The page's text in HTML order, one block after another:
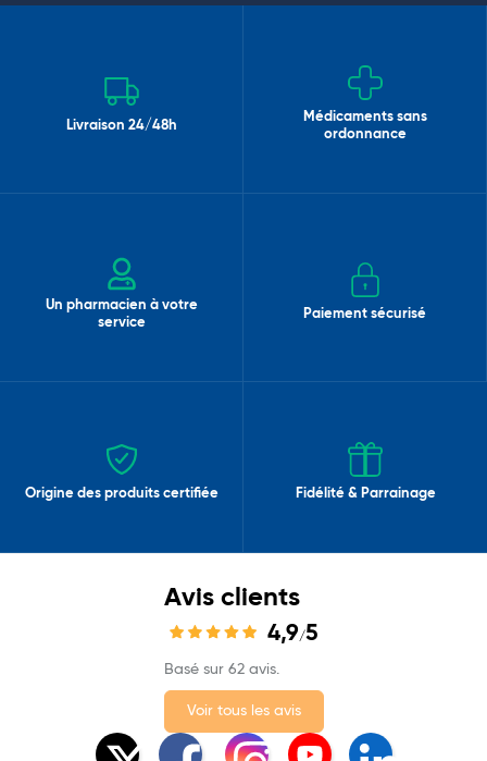
Livraison 24/48h
Médicaments sans
ordonnance
Un pharmacien à votre
service
Paiement sécurisé
Origine des produits certifiée Fidélité & Parrainage
Avis clients
4,9/5
Basé sur 62 avis.
Voir tous les avis